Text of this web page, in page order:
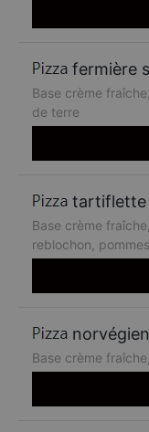
fermière
Base crème
de terre
tartiflette
Base crème
reblochon,
Base crème